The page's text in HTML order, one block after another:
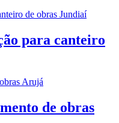
para canteiro
de obras